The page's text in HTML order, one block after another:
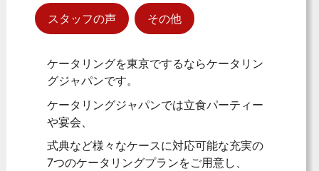
スタッフの声 その他
ケータリングを東京でするならケータリン
グジャパンです。
ケータリングジャパンでは立食パーティー
や宴会、
式典など様々なケースに対応可能な充実の
7つのケータリングプランをご用意し、